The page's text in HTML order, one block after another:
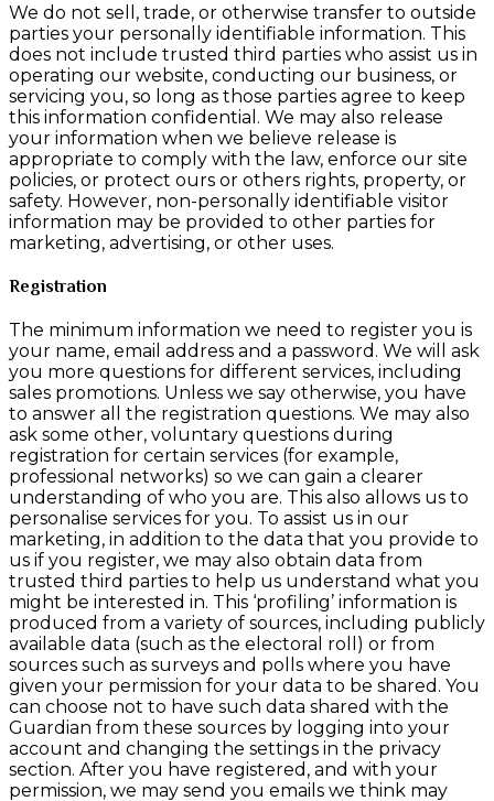
We do not sell, trade, or otherwise transfer to outside
parties your personally identifiable information. This
does not include trusted third parties who assist us in
operating our website, conducting our business, or
servicing you, so long as those parties agree to keep
this information confidential. We may also release
your information when we believe release is
appropriate to comply with the law, enforce our site
policies, or protect ours or others rights, property, or
safety. However, non-personally identifiable visitor
information may be provided to other parties for
marketing, advertising, or other uses.
Registration
The minimum information we need to register you is
your name, email address and a password. We will ask
you more questions for different services, including
sales promotions. Unless we say otherwise, you have
to answer all the registration questions. We may also
ask some other, voluntary questions during
registration for certain services (for example,
professional networks) so we can gain a clearer
understanding of who you are. This also allows us to
personalise services for you. To assist us in our
marketing, in addition to the data that you provide to
us if you register, we may also obtain data from
trusted third parties to help us understand what you
might be interested in. This ‘profiling’ information is
produced from a variety of sources, including publicly
available data (such as the electoral roll) or from
sources such as surveys and polls where you have
given your permission for your data to be shared. You
can choose not to have such data shared with the
Guardian from these sources by logging into your
account and changing the settings in the privacy
section. After you have registered, and with your
permission, we may send you emails we think may